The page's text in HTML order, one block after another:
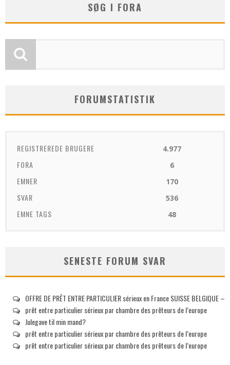
SØG I FORA
FORUMSTATISTIK
REGISTREREDE BRUGERE 4.977
FORA 6
EMNER 170
SVAR 536
EMNE TAGS 48
SENESTE FORUM SVAR
OFFRE DE PRÊT ENTRE PARTICULIER sérieux en France SUISSE BELGIQUE –
prêt entre particulier sérieux par chambre des prêteurs de l’europe
Julegave til min mand?
prêt entre particulier sérieux par chambre des prêteurs de l’europe
prêt entre particulier sérieux par chambre des prêteurs de l’europe